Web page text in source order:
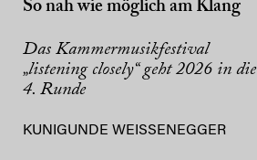
So nah wie möglich am Klang
Das Kammermusikfestival
„listening closely“ geht 2026 in die
4. Runde
KUNIGUNDE WEISSENEGGER